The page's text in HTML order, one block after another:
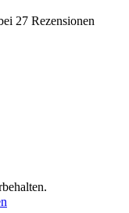
27 Rezensionen